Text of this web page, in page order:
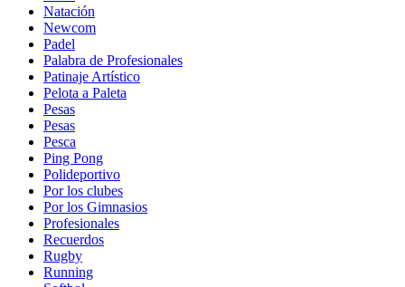
Natación
Newcom
Padel
Palabra de Profesionales
Patinaje Artístico
Pelota a Paleta
Pesas
Pesas
Pesca
Ping Pong
Polideportivo
Por los clubes
Por los Gimnasios
Profesionales
Recuerdos
Rugby
Running